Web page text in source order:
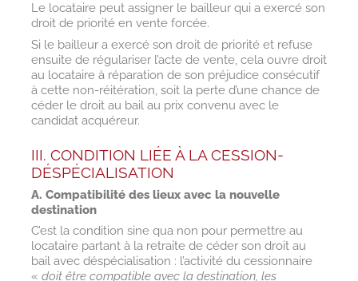
Le locataire peut assigner le bailleur qui a exercé son
droit de priorité en vente forcée.
Si le bailleur a exercé son droit de priorité et refuse
ensuite de régulariser l’acte de vente, cela ouvre droit
au locataire à réparation de son préjudice consécutif
à cette non-réitération, soit la perte d’une chance de
céder le droit au bail au prix convenu avec le
candidat acquéreur.
III. CONDITION LIÉE À LA CESSION-
DÉSPÉCIALISATION
A. Compatibilité des lieux avec la nouvelle
destination
C’est la condition sine qua non pour permettre au
locataire partant à la retraite de céder son droit au
bail avec déspécialisation : l’activité du cessionnaire
« doit être compatible avec la destination, les